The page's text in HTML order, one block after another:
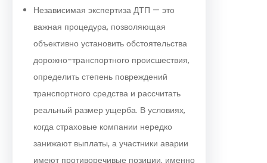
Независимая экспертиза ДТП — это
важная процедура, позволяющая
объективно установить обстоятельства
дорожно-транспортного происшествия,
определить степень повреждений
транспортного средства и рассчитать
реальный размер ущерба. В условиях,
когда страховые компании нередко
занижают выплаты, а участники аварии
имеют противоречивые позиции, именно